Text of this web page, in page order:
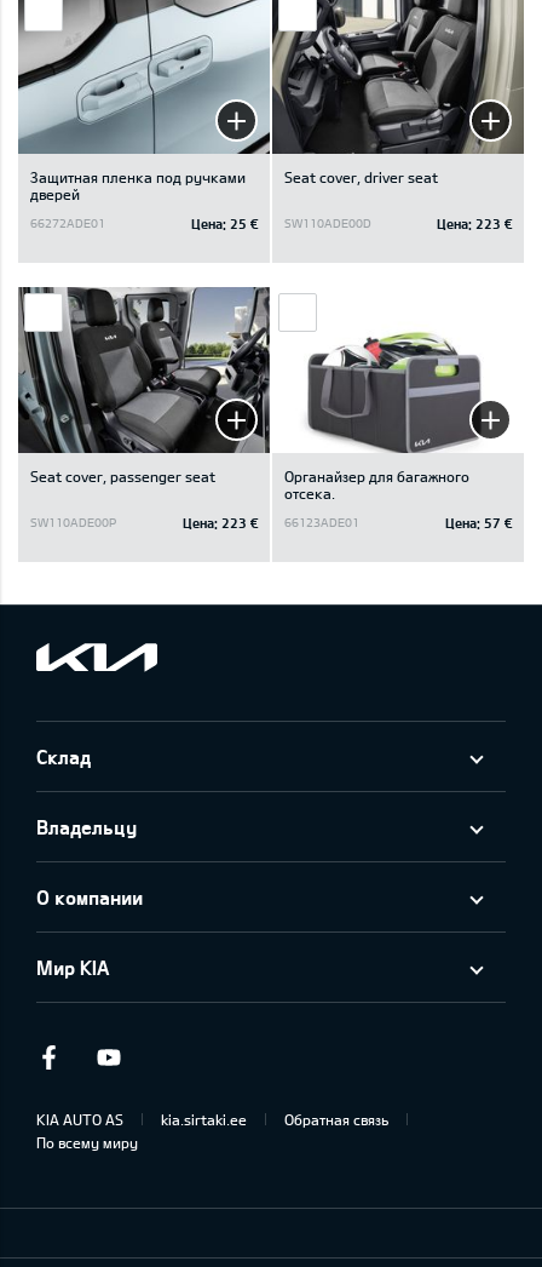
Защитная пленка под ручками
дверей
66272ADE01 Цена: 25 €
Seat cover, driver seat
SW110ADE00D Цена: 223 €
Seat cover, passenger seat
SW110ADE00P Цена: 223 €
Oрганайзер для багажного
отсека.
66123ADE01 Цена: 57 €
Склад
Владельцу
О компании
Мир KIA
Facebook
KIA AUTO AS kia.sirtaki.ee
Обратная связь
По всему миру